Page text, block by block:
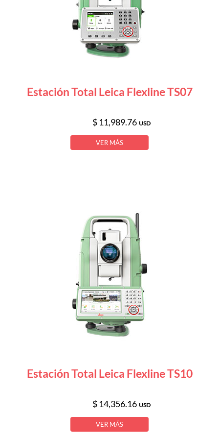
Estación Total Leica Flexline TS07
$ 11,989.76 USD
VER MÁS
Estación Total Leica Flexline TS10
$ 14,356.16 USD
VER MÁS